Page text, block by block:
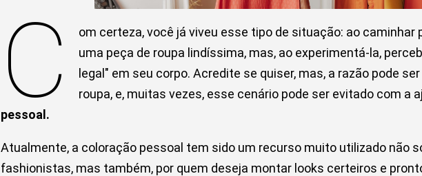
C
om certeza, você já viveu esse tipo de situação: ao caminhar
uma peça de roupa lindíssima, mas, ao experimentá-la,
legal" em seu corpo. Acredite se quiser, mas, a razão pode
roupa, e, muitas vezes, esse cenário pode ser evitado com a
pessoal.
Atualmente, a coloração pessoal tem sido um recurso muito utilizado não
fashionistas, mas também, por quem deseja montar looks certeiros e